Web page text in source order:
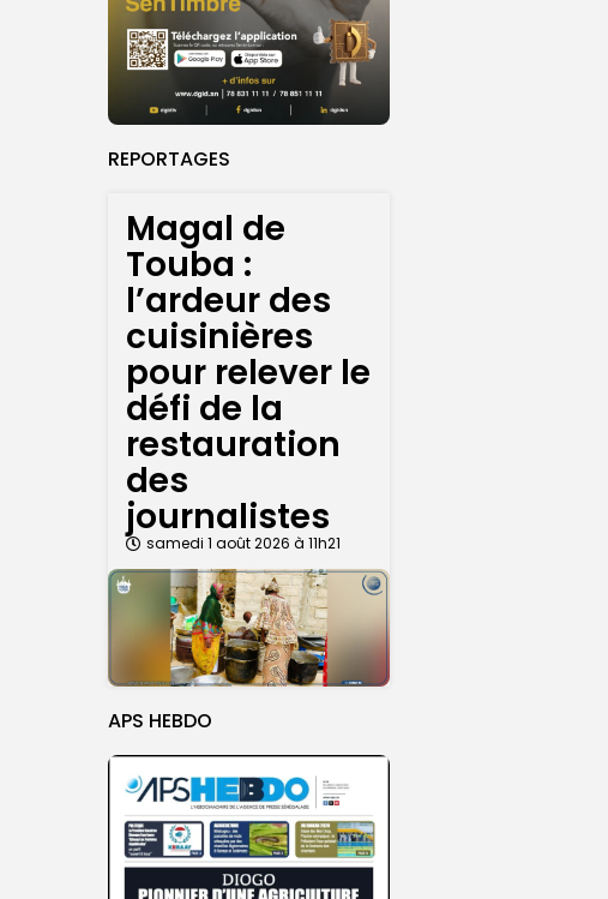
REPORTAGES
Magal de
Touba :
l’ardeur des
cuisinières
pour relever le
défi de la
restauration
des
journalistes
samedi 1 août 2026 à 11h21
APS HEBDO